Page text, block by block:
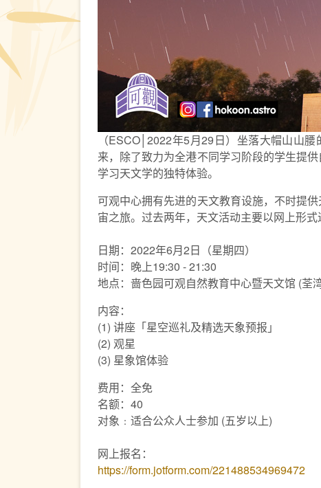
（ESCO│2022年5月29日）坐落大帽山山
来，除了致力为全港不同学习阶段的学生提
学习天文学的独特体验。
可观中心拥有先进的天文教育设施，不时提
宙之旅。过去两年，天文活动主要以网上形
日期：2022年6月2日（星期四）
时间：晚上19:30 - 21:30
地点：啬色园可观自然教育中心暨天文馆 (荃
内容：
(1) 讲座「星空巡礼及精选天象预报」
(2) 观星
(3) 星象馆体验
费用：全免
名额：40
对象﹕适合公众人士参加 (五岁以上)
网上报名：
https://form.jotform.com/221488534969472